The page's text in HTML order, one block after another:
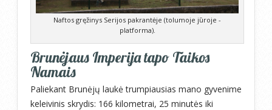
Naftos gręžinys Serijos pakrantėje (tolumoje jūroje -
platforma).
Brunėjaus Imperija tapo Taikos
Namais
Paliekant Brunėjų laukė trumpiausias mano gyvenime
keleivinis skrydis: 166 kilometrai, 25 minutės iki